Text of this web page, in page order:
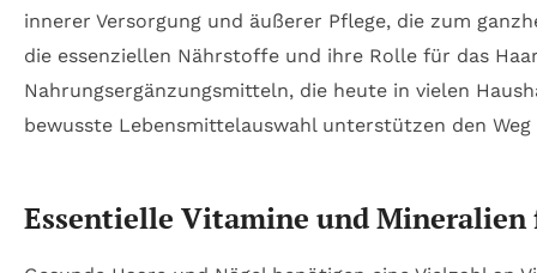
innerer Versorgung und äußerer Pflege, die zum
die essenziellen Nährstoffe und ihre Rolle für das
Nahrungsergänzungsmitteln, die heute in vielen
bewusste Lebensmittelauswahl unterstützen den
Essentielle Vitamine und Mineralien